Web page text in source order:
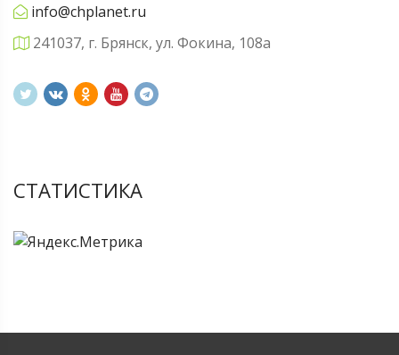
info@chplanet.ru
241037, г. Брянск, ул. Фокина, 108а
СТАТИСТИКА